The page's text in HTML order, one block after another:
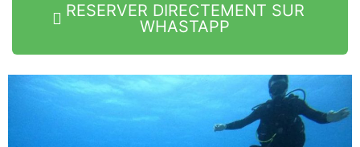
RESERVER DIRECTEMENT SUR
WHASTAPP